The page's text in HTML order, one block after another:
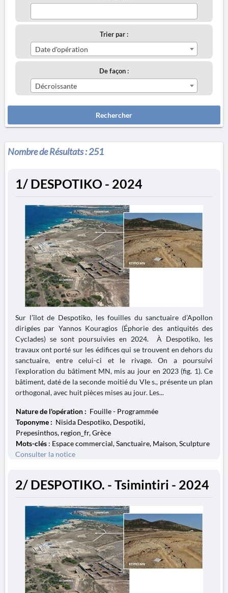
Trier par :
Date d'opération
De façon :
Décroissante
Rechercher
Nombre de Résultats :251
1/ DESPOTIKO - 2024
Sur l’îlot de Despotiko, les fouilles du sanctuaire d’Apollon
dirigées par Yannos Kouragios (Éphorie des antiquités des
Cyclades) se sont poursuivies en 2024. À Despotiko, les
travaux ont porté sur les édifices qui se trouvent en dehors du
sanctuaire, entre celui-ci et le rivage. On a poursuivi
l’exploration du bâtiment MN, mis au jour en 2023 (fig. 1). Ce
bâtiment, daté de la seconde moitié du VIe s., présente un plan
orthogonal, avec huit pièces mises au jour. Les...
Nature de l'opération : Fouille - Programmée
Toponyme : Nisida Despotiko, Despotiki,
Prepesinthos, region_fr, Grèce
Mots-clés : Espace commercial, Sanctuaire, Maison, Sculpture
Consulter la notice
2/ DESPOTIKO. - Tsimintiri - 2024